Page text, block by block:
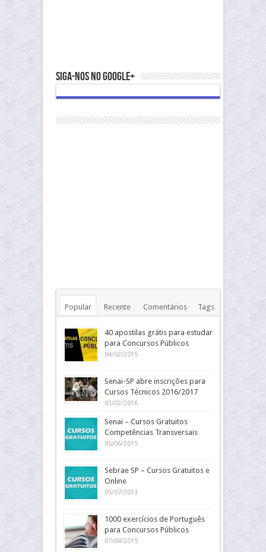
Siga-nos no Google+
Popular Recente Comentários Tags
40 apostilas grátis para estudar
para Concursos Públicos
04/02/2015
Senai-SP abre inscrições para
Cursos Técnicos 2016/2017
03/02/2016
Senai – Cursos Gratuitos
Competências Transversais
05/06/2015
Sebrae SP – Cursos Gratuitos e
Online
05/07/2013
1000 exercícios de Português
para Concursos Públicos
07/04/2015